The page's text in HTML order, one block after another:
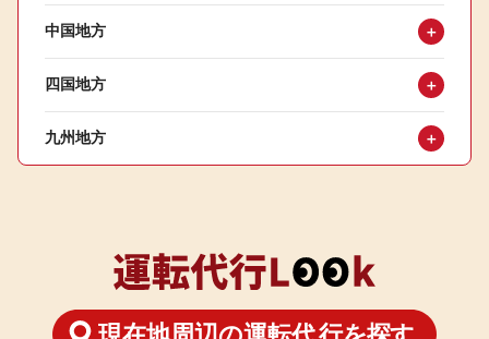
中国地方 ＋
四国地方 ＋
九州地方 ＋